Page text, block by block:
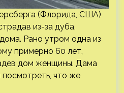
(Флорида, США)
из-за дуба,
Рано утром одна из
примерно 60 лет,
дом женщины. Дама
что же